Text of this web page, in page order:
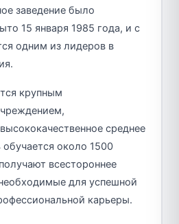
заведение было
15 января 1985 года, и с
одним из лидеров в
крупным
среднее
около 1500
всестороннее
для успешной
карьеры.